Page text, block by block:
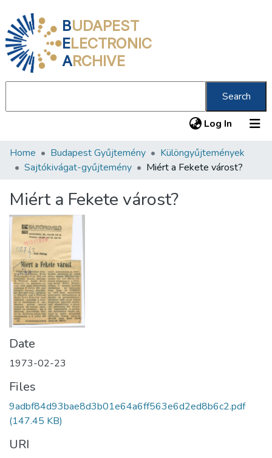
BUDAPEST
ELECTRONIC
ARCHIVE
Search
Log In (current)
Communities & Collections
Statistics
About us
Home Budapest Gyűjtemény
Különgyűjtemények
Sajtókivágat-gyűjtemény
Miért a Fekete várost?
Miért a Fekete várost?
Date
1973-02-23
Files
9adbf84d93bae8d3b01e64a6ff563e6d2ed8b6c2.pdf
(147.45 KB)
URI